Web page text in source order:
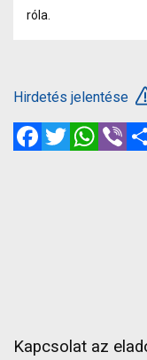
róla.
Hirdetés jelentése
FacebookTwitter
Kapcsolat az